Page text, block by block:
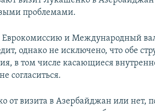
проблемами.
Еврокомиссию и Международный
однако не исключено, что обе
в том числе касающиеся
согласиться.
от визита в Азербайджан или нет,